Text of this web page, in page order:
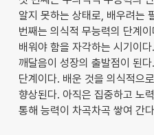
알지 못하는 상태로, 배우려는
번째는 의식적 무능력의 단계
배워야 함을 자각하는 시기이
깨달음이 성장의 출발점이 된
단계이다. 배운 것을 의식적으
향상된다. 아직은 집중하고 노
통해 능력이 차곡차곡 쌓여 간